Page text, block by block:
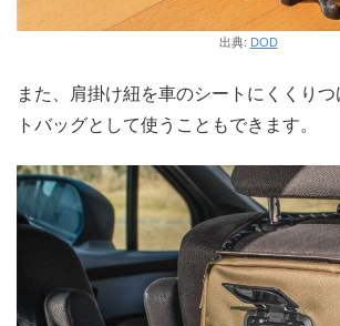
出典: DOD
また、肩掛け紐を車のシートにくくり
トバッグとして使うこともできます。